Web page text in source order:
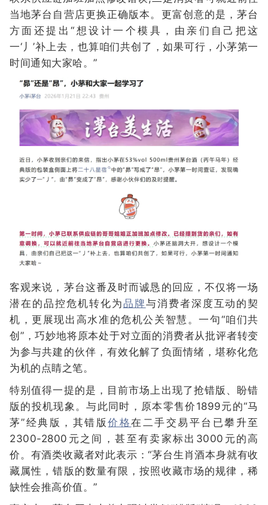
当地茅台自营店更换正确版本。更富创意的是，茅台
方面还提出“想设计一个模具，由亲们自己把这
一‘丿’补上去，也算咱们共创了，如果可行，小茅第一
时间通知大家哈。”
客观来说，茅台这番及时而诚恳的回应，不仅将一场
潜在的品控危机转化为品牌与消费者深度互动的契
机，更展现出高水准的危机公关智慧。一句“咱们共
创”，巧妙地将原本处于对立面的消费者从批评者转变
为参与共建的伙伴，有效化解了负面情绪，堪称化危
为机的点睛之笔。
特别值得一提的是，目前市场上出现了抢错版、盼错
版的投机现象。与此同时，原本零售价1899元的“马
茅”经典版，其错版价格在二手交易平台已攀升至
2300-2800元之间，甚至有卖家标出3000元的高
价。有酒类收藏者对此表示：“茅台生肖酒本身就有收
藏属性，错版的数量有限，按照收藏市场的规律，稀
缺性会推高价值。”